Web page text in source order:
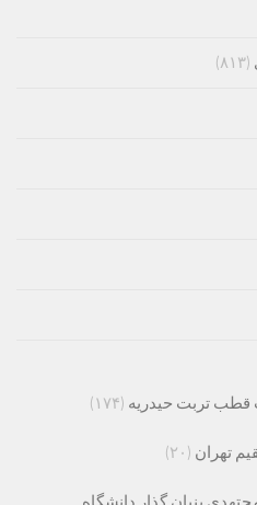
(۸۱۳)
قطب تربت حیدریه (۱۷۴)
تهران (۲۰)